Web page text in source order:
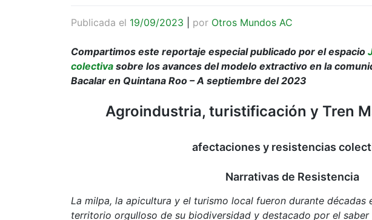
Publicada el 19/09/2023 por Otros Mundos AC
Compartimos este reportaje especial publicado por el espacio
colectiva sobre los avances del modelo extractivo en la
Bacalar en Quintana Roo – A septiembre del 2023
Agroindustria, turistificación y Tren
afectaciones y resistencias
Narrativas de Resistencia
La milpa, la apicultura y el turismo local fueron durante décadas
territorio orgulloso de su biodiversidad y destacado por el saber